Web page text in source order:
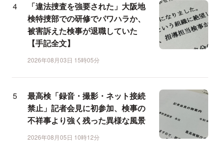
「違法捜査を強要された」大阪地
検特捜部での研修でパワハラか、
被害訴えた検事が退職していた
【手記全文】
2026年08月03日 15時05分
最高検「録音・撮影・ネット接続
禁止」記者会見に初参加、検事の
不祥事より強く残った異様な風景
2026年08月05日 10時12分